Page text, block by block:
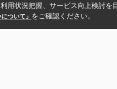
用状況把握、サービス向上検討
ついて」 をご確認ください。